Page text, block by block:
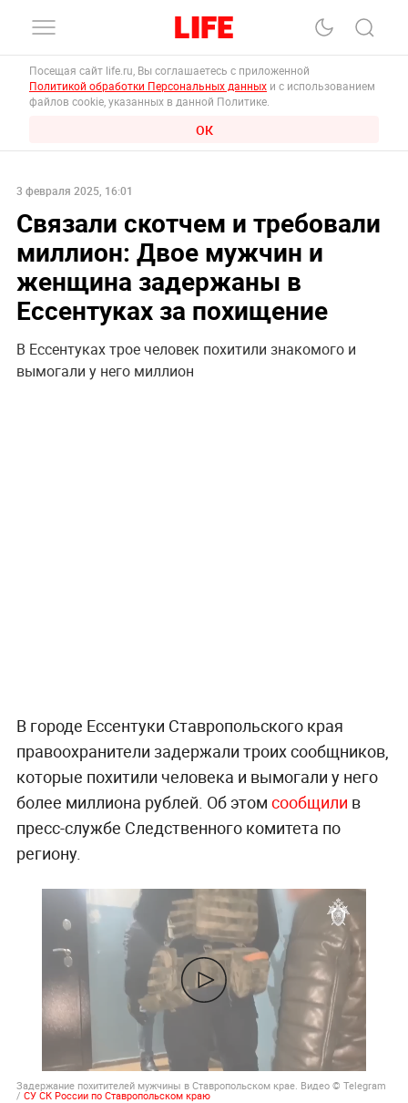
Посещая сайт life.ru, Вы соглашаетесь с приложенной
Политикой обработки Персональных данных и с использованием
файлов cookie, указанных в данной Политике.
ОК
3 февраля 2025, 16:01
Связали скотчем и требовали
миллион: Двое мужчин и
женщина задержаны в
Ессентуках за похищение
В Ессентуках трое человек похитили знакомого и
вымогали у него миллион
В городе Ессентуки Ставропольского края
правоохранители задержали троих сообщников,
которые похитили человека и вымогали у него
более миллиона рублей. Об этом сообщили в
пресс-службе Следственного комитета по
региону.
Задержание похитителей мужчины в Ставропольском крае. Видео © Telegram
/ СУ СК России по Ставропольском краю